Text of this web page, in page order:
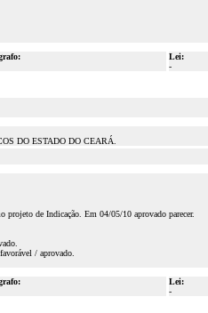
Lei:
-
DO ESTADO DO CEARÁ.
de Indicação. Em 04/05/10 aprovado parecer.
/ aprovado.
Lei:
-